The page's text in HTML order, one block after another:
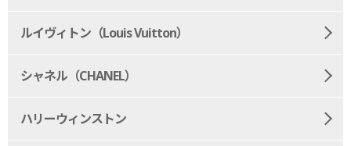
ルイヴィトン（Louis Vuitton）
シャネル（CHANEL）
ハリーウィンストン